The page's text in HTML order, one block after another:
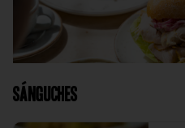
Sánguches